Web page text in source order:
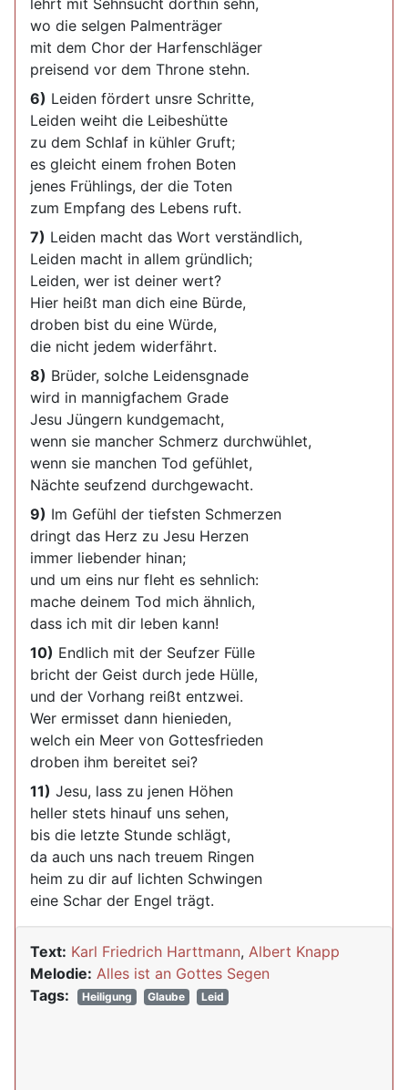
lehrt mit Sehnsucht dorthin sehn,
wo die selgen Palmenträger
mit dem Chor der Harfenschläger
preisend vor dem Throne stehn.
6) Leiden fördert unsre Schritte,
Leiden weiht die Leibeshütte
zu dem Schlaf in kühler Gruft;
es gleicht einem frohen Boten
jenes Frühlings, der die Toten
zum Empfang des Lebens ruft.
7) Leiden macht das Wort verständlich,
Leiden macht in allem gründlich;
Leiden, wer ist deiner wert?
Hier heißt man dich eine Bürde,
droben bist du eine Würde,
die nicht jedem widerfährt.
8) Brüder, solche Leidensgnade
wird in mannigfachem Grade
Jesu Jüngern kundgemacht,
wenn sie mancher Schmerz durchwühlet,
wenn sie manchen Tod gefühlet,
Nächte seufzend durchgewacht.
9) Im Gefühl der tiefsten Schmerzen
dringt das Herz zu Jesu Herzen
immer liebender hinan;
und um eins nur fleht es sehnlich:
mache deinem Tod mich ähnlich,
dass ich mit dir leben kann!
10) Endlich mit der Seufzer Fülle
bricht der Geist durch jede Hülle,
und der Vorhang reißt entzwei.
Wer ermisset dann hienieden,
welch ein Meer von Gottesfrieden
droben ihm bereitet sei?
11) Jesu, lass zu jenen Höhen
heller stets hinauf uns sehen,
bis die letzte Stunde schlägt,
da auch uns nach treuem Ringen
heim zu dir auf lichten Schwingen
eine Schar der Engel trägt.
Text: Karl Friedrich Harttmann, Albert Knapp
Melodie: Alles ist an Gottes Segen
Tags:
Heiligung Glaube Leid